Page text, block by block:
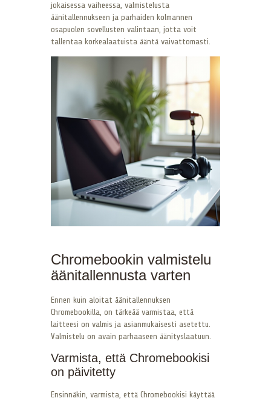
jokaisessa vaiheessa, valmistelusta
äänitallennukseen ja parhaiden kolmannen
osapuolen sovellusten valintaan, jotta voit
tallentaa korkealaatuista ääntä vaivattomasti.
Chromebookin valmistelu
äänitallennusta varten
Ennen kuin aloitat äänitallennuksen
Chromebookilla, on tärkeää varmistaa, että
laitteesi on valmis ja asianmukaisesti asetettu.
Valmistelu on avain parhaaseen äänityslaatuun.
Varmista, että Chromebookisi
on päivitetty
Ensinnäkin, varmista, että Chromebookisi käyttää